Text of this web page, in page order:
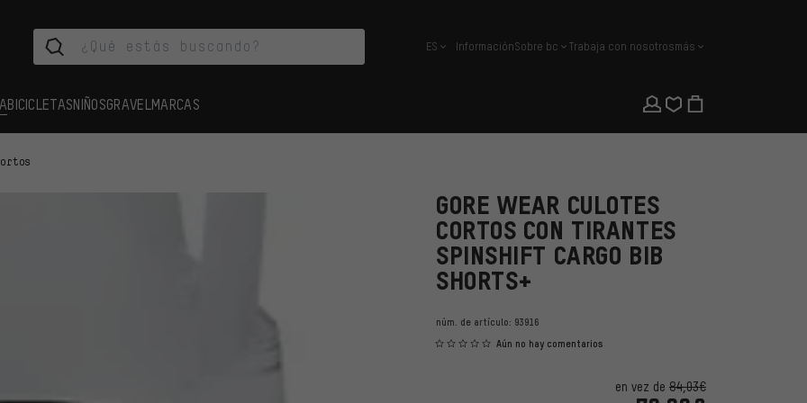
español
ES InformaciónSobre bc Trabaja con nosotrosmás
BICICLETASNIÑOSGRAVEL MARCAS
GORE WEAR CULOTES
CORTOS CON TIRANTES
SPINSHIFT CARGO BIB
SHORTS+
núm. de artículo: 93916
Aún no hay comentarios
en vez de 84,03€